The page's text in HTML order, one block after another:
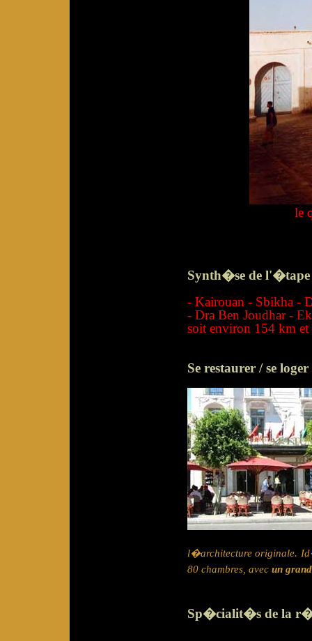
le
Synth�se de
- Kairouan - Sbikha -
- Dra Ben Joudhar -
soit environ 154 km et
Se restaurer / se
l�architecture originale.
80 chambres, avec un
Sp�cialit�s de la